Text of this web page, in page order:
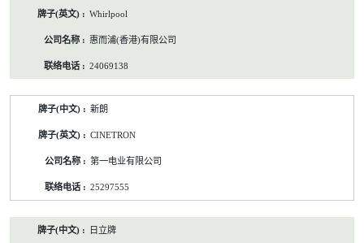
Whirlpool
惠而浦(香港)有限公司
24069138
新朗
CINETRON
第一电业有限公司
25297555
日立牌